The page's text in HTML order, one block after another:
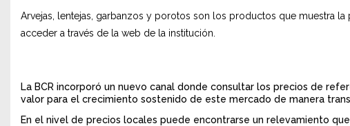
Arvejas, lentejas, garbanzos y porotos son los productos que muestra
acceder a través de la web de la institución.
La BCR incorporó un nuevo canal donde consultar los precios de
valor para el crecimiento sostenido de este mercado de manera
En el nivel de precios locales puede encontrarse un relevamiento